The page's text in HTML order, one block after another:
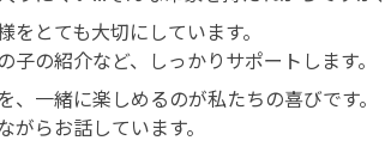
とても大切にしています。
の紹介など、しっかりサポートします。
一緒に楽しめるのが私たちの喜びです。
らお話しています。